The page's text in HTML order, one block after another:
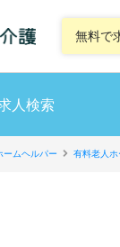
無料で
人検索
ームヘルパー 有料老人ホ